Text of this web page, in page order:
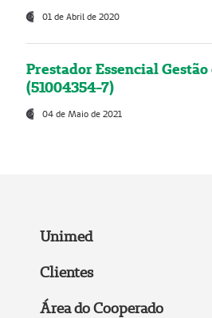
01 de Abril de 2020
Prestador Essencial
(51004354-7)
04 de Maio de 2021
Unimed
Clientes
Área do Cooperado